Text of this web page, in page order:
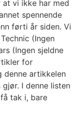
vi ikke har med
spennende
førti år siden. Vi
(Ingen
(Ingen sjeldne
for
denne artikkelen
I denne listen
tak i, bare